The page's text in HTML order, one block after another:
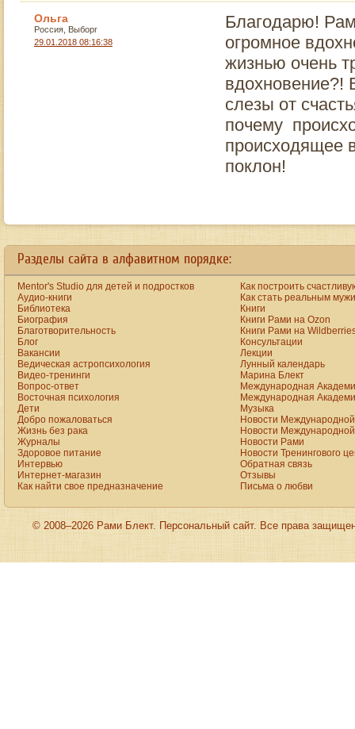
Ольга
Россия, Выборг
29.01.2018 08:16:38
Благодарю!
огромное
жизнью очень
вдохновение?!
слезы от
почему
происходящее
поклон!
a
https://www.bestreplicawatchsite.org
online.
watches
men
best
replica
site.
aaa+
www.vibratorstoy.com
online
shop
sale.
rolex
click
more
presents
astounding
excellence
we
Разделы сайта в алфавитном порядке:
Mentor's Studio для детей и подростков
Аудио-книги
Библиотека
Биография
Благотворительность
Блог
Вакансии
Ведическая астропсихология
Видео-тренинги
Вопрос-ответ
Восточная психология
Дети
Добро пожаловаться
Жизнь без рака
Журналы
Здоровое питание
Интервью
Интернет-магазин
Как найти свое предназначение
Как построить
Как стать реальным
Книги
Книги Рами на Ozon
Книги Рами на
Консультации
Лекции
Лунный календарь
Марина Блект
Международная
Международная
Музыка
Новости
Новости
Новости Рами
Новости Тренингового
Обратная связь
Отзывы
Письма о любви
© 2008–2026 Рами Блект. Персональный сайт. Все права